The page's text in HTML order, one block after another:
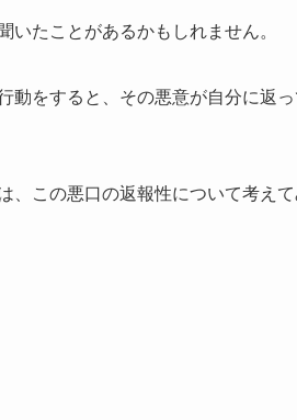
たことがあるかもしれません。
動をすると、その悪意が自分に返
この悪口の返報性について考えて